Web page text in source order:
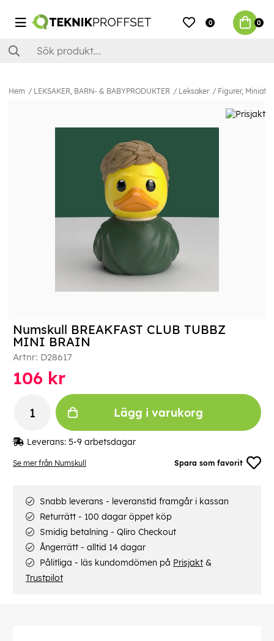
0 0
Hem LEKSAKER, BARN- & BABYPRODUKTER Leksaker Figurer,
Se mer från Numskull Spara som favorit
Numskull BREAKFAST CLUB TUBBZ
MINI BRAIN
Artnr: D28617
106 kr
Lägg i varukorg
Leverans: 5-9 arbetsdagar
Snabb leverans - leveranstid framgår i kassan
Returrätt - 100 dagar öppet köp
Smidig betalning - Qliro Checkout
Ångerrätt - alltid 14 dagar
Pålitliga - läs kundomdömen på Prisjakt &
Trustpilot